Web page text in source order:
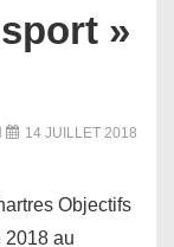
»
14 JUILLET 2018
Objectifs
au